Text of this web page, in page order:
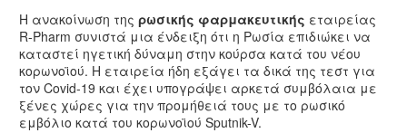
Η ανακοίνωση της ρωσικής φαρμακευτικής εταιρείας
R-Pharm συνιστά μια ένδειξη ότι η Ρωσία επιδιώκει να
καταστεί ηγετική δύναμη στην κούρσα κατά του νέου
κορωνοϊού. Η εταιρεία ήδη εξάγει τα δικά της τεστ για
τον Covid-19 και έχει υπογράψει αρκετά συμβόλαια με
ξένες χώρες για την προμήθειά τους με το ρωσικό
εμβόλιο κατά του κορωνοϊού Sputnik-V.